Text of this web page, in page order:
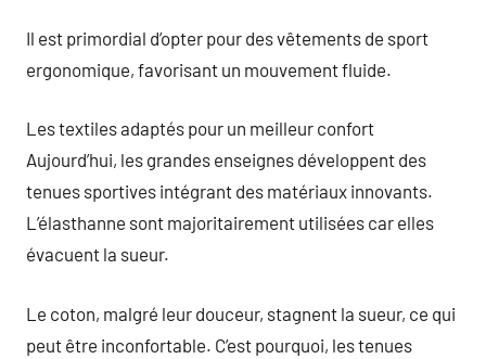
Il est primordial d’opter pour des vêtements de sport
ergonomique, favorisant un mouvement fluide.
Les textiles adaptés pour un meilleur confort
Aujourd’hui, les grandes enseignes développent des
tenues sportives intégrant des matériaux innovants.
L’élasthanne sont majoritairement utilisées car elles
évacuent la sueur.
Le coton, malgré leur douceur, stagnent la sueur, ce qui
peut être inconfortable. C’est pourquoi, les tenues